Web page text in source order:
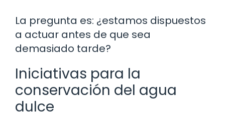
La pregunta es: ¿estamos dispuestos
a actuar antes de que sea
demasiado tarde?
Iniciativas para la
conservación del agua
dulce